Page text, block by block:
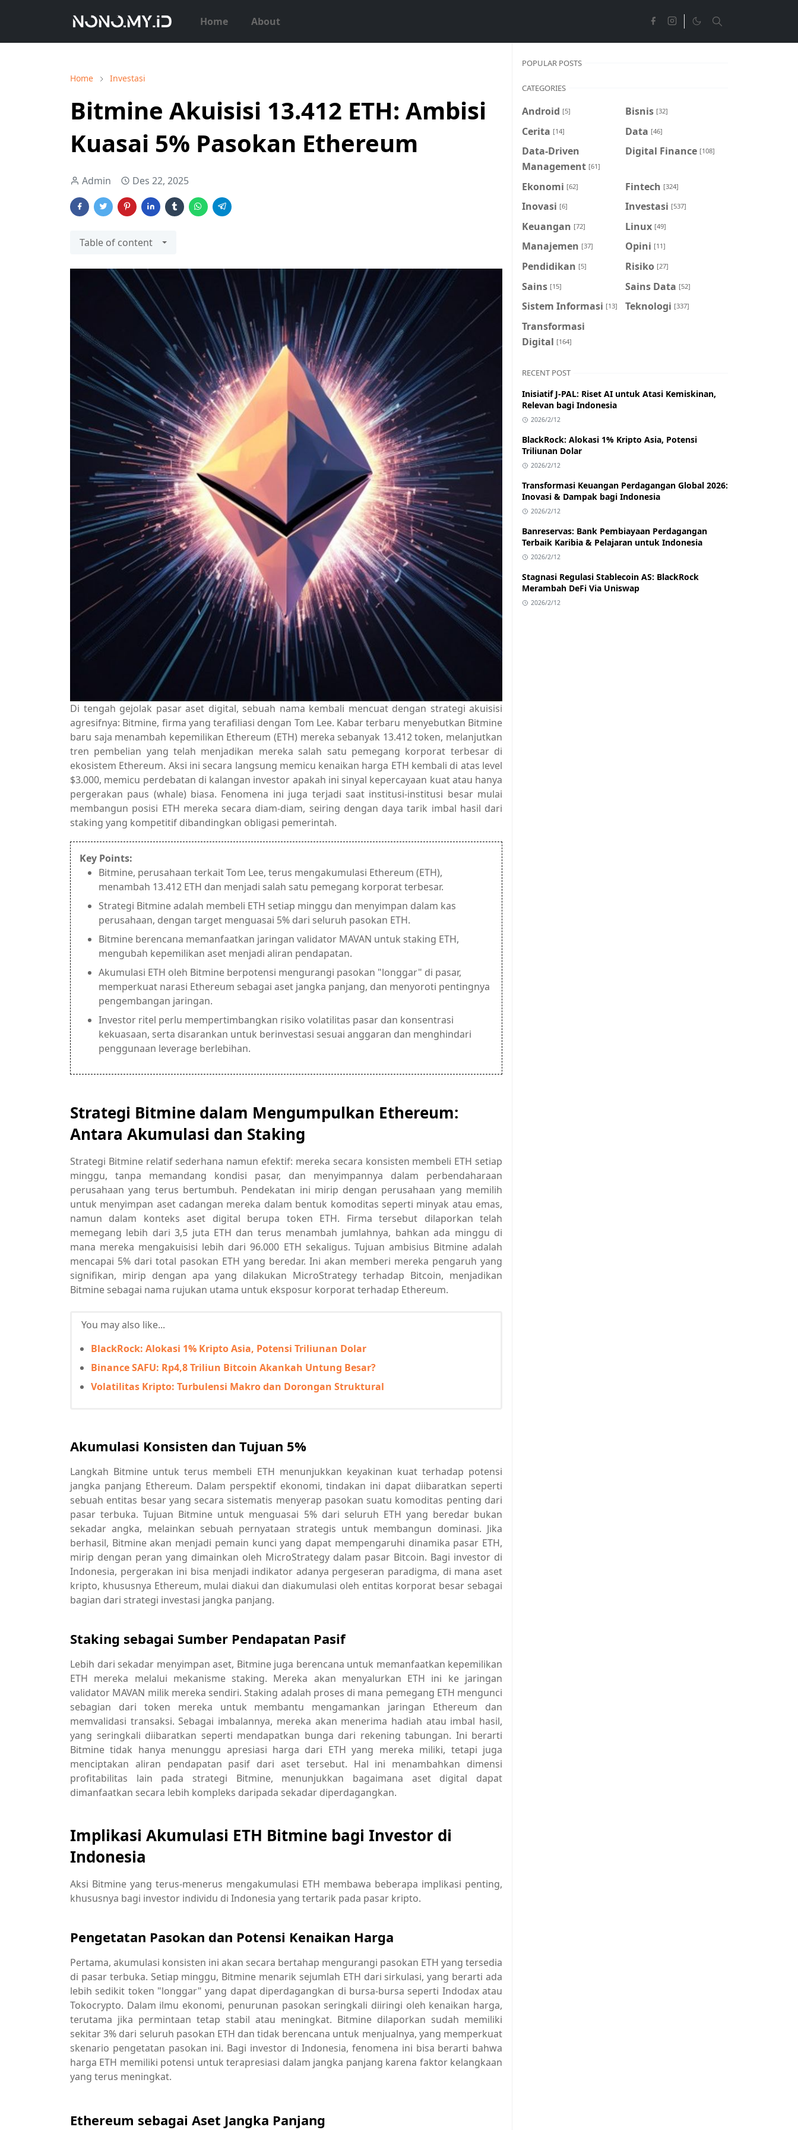
Home About
Home Investasi
Bitmine Akuisisi 13.412 ETH: Ambisi
Kuasai 5% Pasokan Ethereum
Admin Des 22, 2025
Table of content
Di tengah gejolak pasar aset digital, sebuah nama kembali mencuat dengan strategi akuisisi
agresifnya: Bitmine, firma yang terafiliasi dengan Tom Lee. Kabar terbaru menyebutkan Bitmine
baru saja menambah kepemilikan Ethereum (ETH) mereka sebanyak 13.412 token, melanjutkan
tren pembelian yang telah menjadikan mereka salah satu pemegang korporat terbesar di
ekosistem Ethereum. Aksi ini secara langsung memicu kenaikan harga ETH kembali di atas level
$3.000, memicu perdebatan di kalangan investor apakah ini sinyal kepercayaan kuat atau hanya
pergerakan paus (whale) biasa. Fenomena ini juga terjadi saat institusi-institusi besar mulai
membangun posisi ETH mereka secara diam-diam, seiring dengan daya tarik imbal hasil dari
staking yang kompetitif dibandingkan obligasi pemerintah.
Key Points:
Bitmine, perusahaan terkait Tom Lee, terus mengakumulasi Ethereum (ETH),
menambah 13.412 ETH dan menjadi salah satu pemegang korporat terbesar.
Strategi Bitmine adalah membeli ETH setiap minggu dan menyimpan dalam kas
perusahaan, dengan target menguasai 5% dari seluruh pasokan ETH.
Bitmine berencana memanfaatkan jaringan validator MAVAN untuk staking ETH,
mengubah kepemilikan aset menjadi aliran pendapatan.
Akumulasi ETH oleh Bitmine berpotensi mengurangi pasokan "longgar" di pasar,
memperkuat narasi Ethereum sebagai aset jangka panjang, dan menyoroti pentingnya
pengembangan jaringan.
Investor ritel perlu mempertimbangkan risiko volatilitas pasar dan konsentrasi
kekuasaan, serta disarankan untuk berinvestasi sesuai anggaran dan menghindari
penggunaan leverage berlebihan.
Strategi Bitmine dalam Mengumpulkan Ethereum:
Antara Akumulasi dan Staking
Strategi Bitmine relatif sederhana namun efektif: mereka secara konsisten membeli ETH setiap
minggu, tanpa memandang kondisi pasar, dan menyimpannya dalam perbendaharaan
perusahaan yang terus bertumbuh. Pendekatan ini mirip dengan perusahaan yang memilih
untuk menyimpan aset cadangan mereka dalam bentuk komoditas seperti minyak atau emas,
namun dalam konteks aset digital berupa token ETH. Firma tersebut dilaporkan telah
memegang lebih dari 3,5 juta ETH dan terus menambah jumlahnya, bahkan ada minggu di
mana mereka mengakuisisi lebih dari 96.000 ETH sekaligus. Tujuan ambisius Bitmine adalah
mencapai 5% dari total pasokan ETH yang beredar. Ini akan memberi mereka pengaruh yang
signifikan, mirip dengan apa yang dilakukan MicroStrategy terhadap Bitcoin, menjadikan
Bitmine sebagai nama rujukan utama untuk eksposur korporat terhadap Ethereum.
You may also like...
BlackRock: Alokasi 1% Kripto Asia, Potensi Triliunan Dolar
Binance SAFU: Rp4,8 Triliun Bitcoin Akankah Untung Besar?
Volatilitas Kripto: Turbulensi Makro dan Dorongan Struktural
Akumulasi Konsisten dan Tujuan 5%
Langkah Bitmine untuk terus membeli ETH menunjukkan keyakinan kuat terhadap potensi
jangka panjang Ethereum. Dalam perspektif ekonomi, tindakan ini dapat diibaratkan seperti
sebuah entitas besar yang secara sistematis menyerap pasokan suatu komoditas penting dari
pasar terbuka. Tujuan Bitmine untuk menguasai 5% dari seluruh ETH yang beredar bukan
sekadar angka, melainkan sebuah pernyataan strategis untuk membangun dominasi. Jika
berhasil, Bitmine akan menjadi pemain kunci yang dapat mempengaruhi dinamika pasar ETH,
mirip dengan peran yang dimainkan oleh MicroStrategy dalam pasar Bitcoin. Bagi investor di
Indonesia, pergerakan ini bisa menjadi indikator adanya pergeseran paradigma, di mana aset
kripto, khususnya Ethereum, mulai diakui dan diakumulasi oleh entitas korporat besar sebagai
bagian dari strategi investasi jangka panjang.
Staking sebagai Sumber Pendapatan Pasif
Lebih dari sekadar menyimpan aset, Bitmine juga berencana untuk memanfaatkan kepemilikan
ETH mereka melalui mekanisme staking. Mereka akan menyalurkan ETH ini ke jaringan
validator MAVAN milik mereka sendiri. Staking adalah proses di mana pemegang ETH mengunci
sebagian dari token mereka untuk membantu mengamankan jaringan Ethereum dan
memvalidasi transaksi. Sebagai imbalannya, mereka akan menerima hadiah atau imbal hasil,
yang seringkali diibaratkan seperti mendapatkan bunga dari rekening tabungan. Ini berarti
Bitmine tidak hanya menunggu apresiasi harga dari ETH yang mereka miliki, tetapi juga
menciptakan aliran pendapatan pasif dari aset tersebut. Hal ini menambahkan dimensi
profitabilitas lain pada strategi Bitmine, menunjukkan bagaimana aset digital dapat
dimanfaatkan secara lebih kompleks daripada sekadar diperdagangkan.
Implikasi Akumulasi ETH Bitmine bagi Investor di
Indonesia
Aksi Bitmine yang terus-menerus mengakumulasi ETH membawa beberapa implikasi penting,
khususnya bagi investor individu di Indonesia yang tertarik pada pasar kripto.
Pengetatan Pasokan dan Potensi Kenaikan Harga
Pertama, akumulasi konsisten ini akan secara bertahap mengurangi pasokan ETH yang tersedia
di pasar terbuka. Setiap minggu, Bitmine menarik sejumlah ETH dari sirkulasi, yang berarti ada
lebih sedikit token "longgar" yang dapat diperdagangkan di bursa-bursa seperti Indodax atau
Tokocrypto. Dalam ilmu ekonomi, penurunan pasokan seringkali diiringi oleh kenaikan harga,
terutama jika permintaan tetap stabil atau meningkat. Bitmine dilaporkan sudah memiliki
sekitar 3% dari seluruh pasokan ETH dan tidak berencana untuk menjualnya, yang memperkuat
skenario pengetatan pasokan ini. Bagi investor di Indonesia, fenomena ini bisa berarti bahwa
harga ETH memiliki potensi untuk terapresiasi dalam jangka panjang karena faktor kelangkaan
yang terus meningkat.
Ethereum sebagai Aset Jangka Panjang
POPULAR POSTS
CATEGORIES
Android [5] Bisnis [32]
Cerita [14] Data [46]
Data-Driven
Management [61]
Digital Finance [108]
Ekonomi [62] Fintech [324]
Inovasi [6] Investasi [537]
Keuangan [72] Linux [49]
Manajemen [37] Opini [11]
Pendidikan [5] Risiko [27]
Sains [15] Sains Data [52]
Sistem Informasi [13] Teknologi [337]
Transformasi
Digital [164]
RECENT POST
Inisiatif J-PAL: Riset AI untuk Atasi Kemiskinan,
Relevan bagi Indonesia
2026/2/12
BlackRock: Alokasi 1% Kripto Asia, Potensi
Triliunan Dolar
2026/2/12
Transformasi Keuangan Perdagangan Global 2026:
Inovasi & Dampak bagi Indonesia
2026/2/12
Banreservas: Bank Pembiayaan Perdagangan
Terbaik Karibia & Pelajaran untuk Indonesia
2026/2/12
Stagnasi Regulasi Stablecoin AS: BlackRock
Merambah DeFi Via Uniswap
2026/2/12